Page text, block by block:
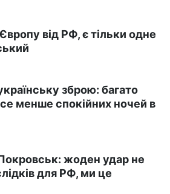
від РФ, є тільки одне
зброю: багато
менше спокійних ночей в
жоден удар не
для РФ, ми це